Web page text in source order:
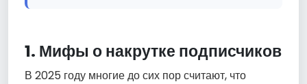
1. Мифы о накрутке подписчиков
В 2025 году многие до сих пор считают, что